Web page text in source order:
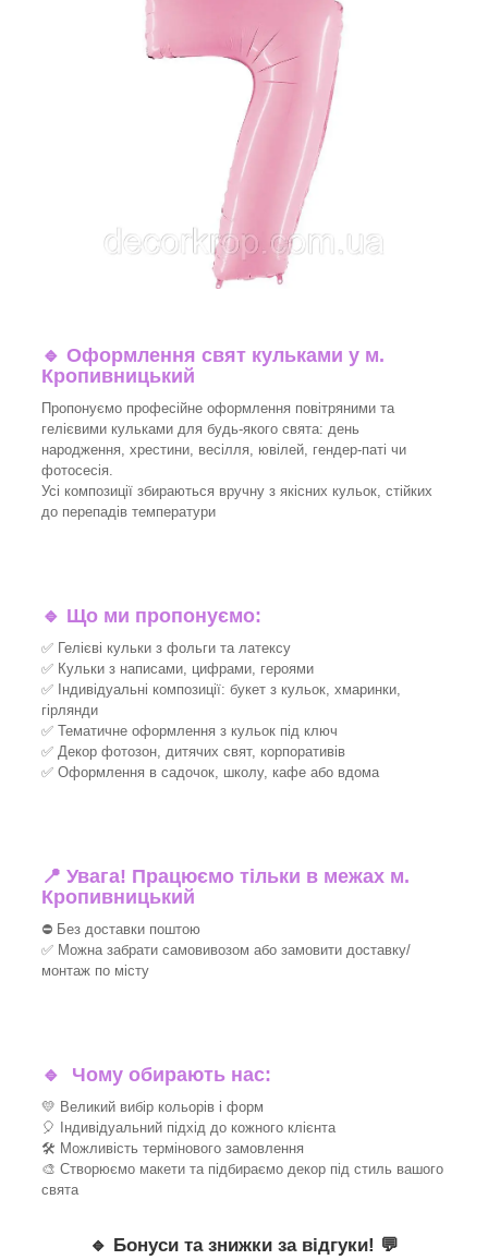
🔹 Оформлення свят кульками у м.
Кропивницький
Пропонуємо професійне оформлення повітряними та
гелієвими кульками для будь-якого свята: день
народження, хрестини, весілля, ювілей, гендер-паті чи
фотосесія.
Усі композиції збираються вручну з якісних кульок, стійких
до перепадів температури
🔹 Що ми пропонуємо:
✅ Гелієві кульки з фольги та латексу
✅ Кульки з написами, цифрами, героями
✅ Індивідуальні композиції: букет з кульок, хмаринки,
гірлянди
✅ Тематичне оформлення з кульок під ключ
✅ Декор фотозон, дитячих свят, корпоративів
✅ Оформлення в садочок, школу, кафе або вдома
📍 Увага! Працюємо тільки в межах м.
Кропивницький
⛔ Без доставки поштою
✅ Можна забрати самовивозом або замовити доставку/
монтаж по місту
🔹 Чому обирають нас:
💛 Великий вибір кольорів і форм
🎈 Індивідуальний підхід до кожного клієнта
🛠 Можливість термінового замовлення
🎨 Створюємо макети та підбираємо декор під стиль вашого
свята
🔹 Бонуси та знижки за відгуки! 💬